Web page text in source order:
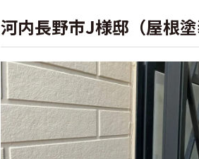
河内長野市J様邸（屋根